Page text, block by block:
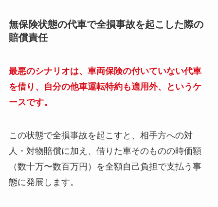
無保険状態の代車で全損事故を起こした際の
賠償責任
最悪のシナリオは、車両保険の付いていない代車
を借り、自分の他車運転特約も適用外、というケ
ースです。
この状態で全損事故を起こすと、相手方への対
人・対物賠償に加え、借りた車そのものの時価額
（数十万〜数百万円）を全額自己負担で支払う事
態に発展します。